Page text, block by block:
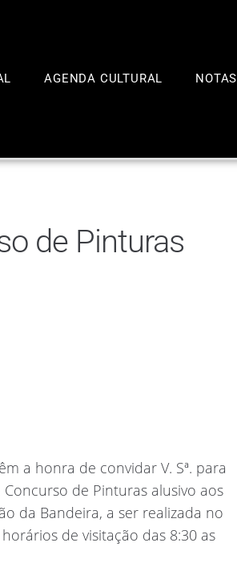
AGENDA CULTURAL NOTAS
de Pinturas
a honra de convidar V. Sª. para
de Pinturas alusivo aos
da Bandeira, a ser realizada no
de visitação das 8:30 as